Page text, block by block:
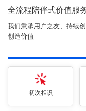
全流程陪伴式价值服
我们秉承用户之友、持续
创造价值
初次相识